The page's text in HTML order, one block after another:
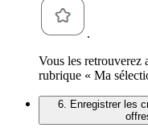
.
Vous les retrouverez
rubrique « Ma
6. Enregistrer les